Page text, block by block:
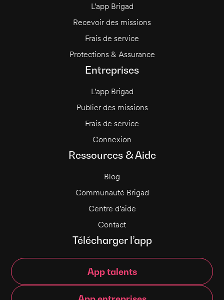
L’app Brigad
Recevoir des missions
Frais de service
Protections & Assurance
Entreprises
L’app Brigad
Publier des missions
Frais de service
Connexion
Ressources & Aide
Blog
Communauté Brigad
Centre d’aide
Contact
Télécharger l’app
App talents